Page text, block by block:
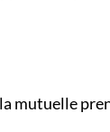
mutuelle